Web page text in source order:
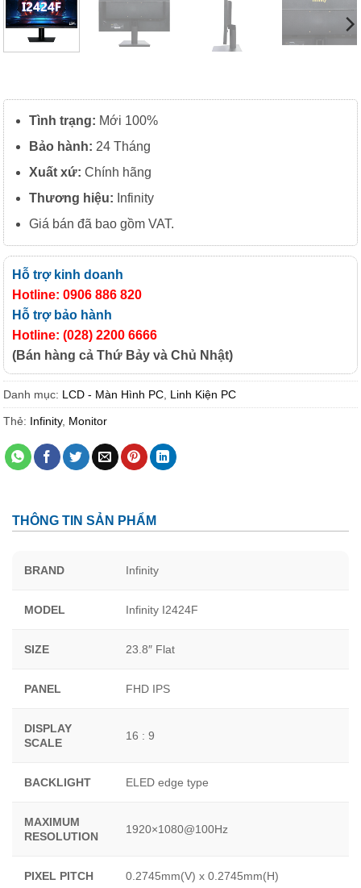
Tình trạng: Mới 100%
Bảo hành: 24 Tháng
Xuất xứ: Chính hãng
Thương hiệu: Infinity
Giá bán đã bao gồm VAT.
Hỗ trợ kinh doanh
Hotline: 0906 886 820
Hỗ trợ bảo hành
Hotline: (028) 2200 6666
(Bán hàng cả Thứ Bảy và Chủ Nhật)
Danh mục: LCD - Màn Hình PC Linh Kiện PC
Thẻ: Infinity, Monitor
THÔNG TIN SẢN PHẨM
BRAND Infinity
MODEL Infinity I2424F
SIZE 23.8″ Flat
PANEL FHD IPS
DISPLAY
SCALE
16 : 9
BACKLIGHT ELED edge type
MAXIMUM
RESOLUTION
1920×1080@100Hz
PIXEL PITCH 0.2745mm(V) x 0.2745mm(H)